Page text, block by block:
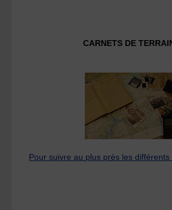
CARNETS DE
Pour suivre au plus près les différents